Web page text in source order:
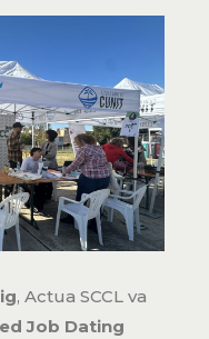
, Actua SCCL va
Job Dating